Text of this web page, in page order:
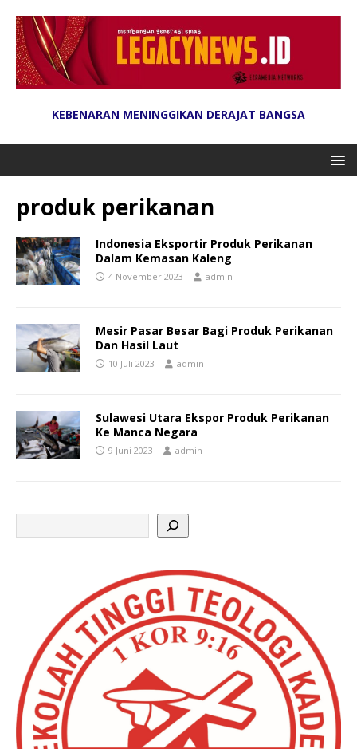
KEBENARAN MENINGGIKAN DERAJAT BANGSA
produk perikanan
Indonesia Eksportir Produk Perikanan
Dalam Kemasan Kaleng
4 November 2023 admin
Mesir Pasar Besar Bagi Produk Perikanan
Dan Hasil Laut
10 Juli 2023 admin
Sulawesi Utara Ekspor Produk Perikanan
Ke Manca Negara
9 Juni 2023 admin